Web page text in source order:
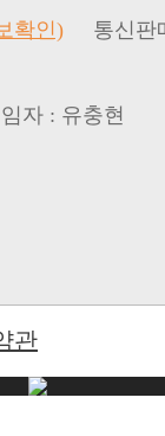
확인) 통신판
자 : 유충현
관